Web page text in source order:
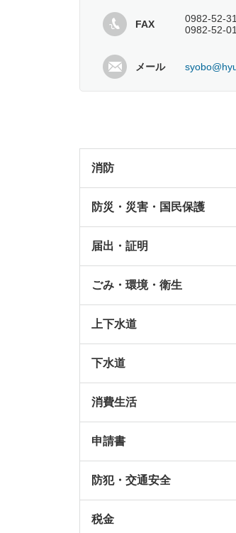
FAX
0982-52-
0982-52-
メール
消防
防災・災害・国民保護
届出・証明
ごみ・環境・衛生
上下水道
下水道
消費生活
申請書
防犯・交通安全
税金